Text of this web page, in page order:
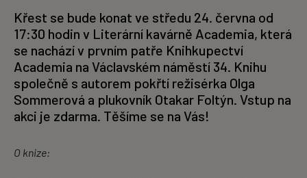
Křest se bude konat ve středu 24. června od
17:30 hodin v Literární kavárně Academia, která
se nachází v prvním patře Knihkupectví
Academia na Václavském náměstí 34. Knihu
společně s autorem pokřtí režisérka Olga
Sommerová a plukovník Otakar Foltýn. Vstup na
akci je zdarma. Těšíme se na Vás!
O knize: